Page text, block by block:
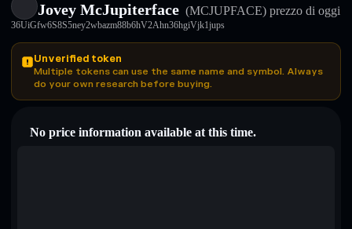
Jovey McJupiterface (MCJUPFACE) prezzo di oggi
36UiGfw6S8S5ney2wbazm88b6hV2Ahn36hgiVjk1jups
Unverified token
Multiple tokens can use the same name and symbol. Always
do your own research before buying.
No price information available at this time.